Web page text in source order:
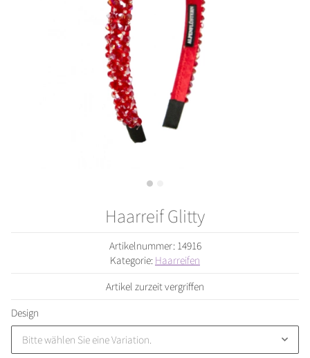
Haarreif Glitty
Artikelnummer: 14916
Kategorie: Haarreifen
Artikel zurzeit vergriffen
Design
Bitte wählen Sie eine Variation.